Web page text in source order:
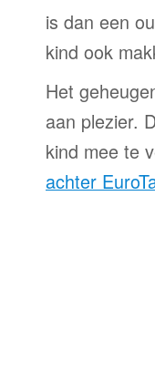
is dan een
kind ook
Het
aan plezier.
kind mee te
achter